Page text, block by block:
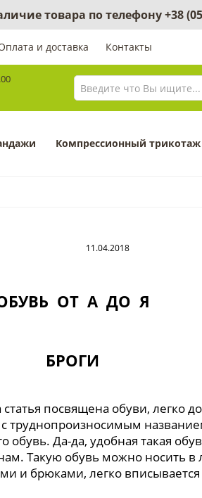
товара по телефону+38
и доставка Контакты
Компрессионный трикотаж
11.04.2018
ОТ А ДО Я
БРОГИ
посвящена обуви, легко
труднопроизносимым
Да-да, удобная такая
Такую обувь можно носить в
и брюками, легко